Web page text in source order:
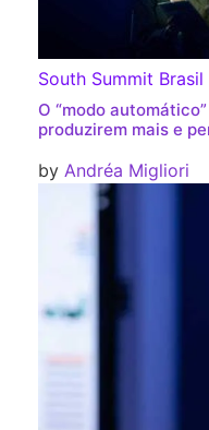
South Summit
O “modo
produzirem mais e
by Andréa Migliori